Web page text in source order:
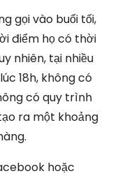
gọi vào buổi tối,
điểm họ có thời
nhiên, tại nhiều
18h, không có
có quy trình
ra một khoảng
hoặc